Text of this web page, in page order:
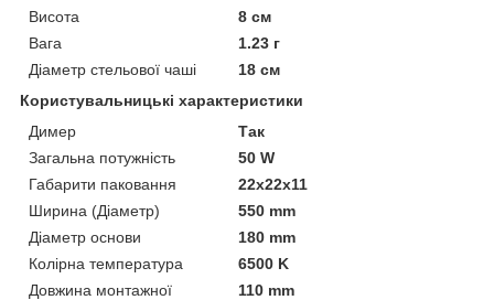
Висота
8 см
Вага
1.23 г
Діаметр стельової чаші
18 см
Користувальницькі характеристики
Димер
Так
Загальна потужність
50 W
Габарити паковання
22x22x11
Ширина (Діаметр)
550 mm
Діаметр основи
180 mm
Колірна температура
6500 K
Довжина монтажної
110 mm